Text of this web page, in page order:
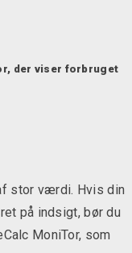
der viser forbruget
stor værdi. Hvis din
på indsigt, bør du
MoniTor, som